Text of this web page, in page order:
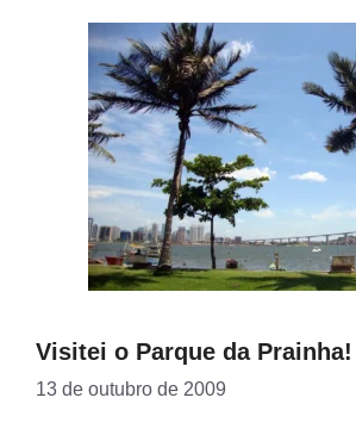
Visitei o Parque da Prainha!
13 de outubro de 2009